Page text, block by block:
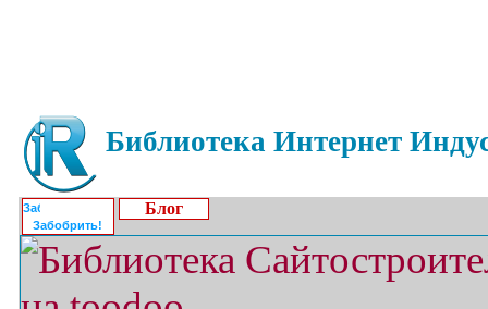
Библиотека Интернет
Забобрить!
Блог